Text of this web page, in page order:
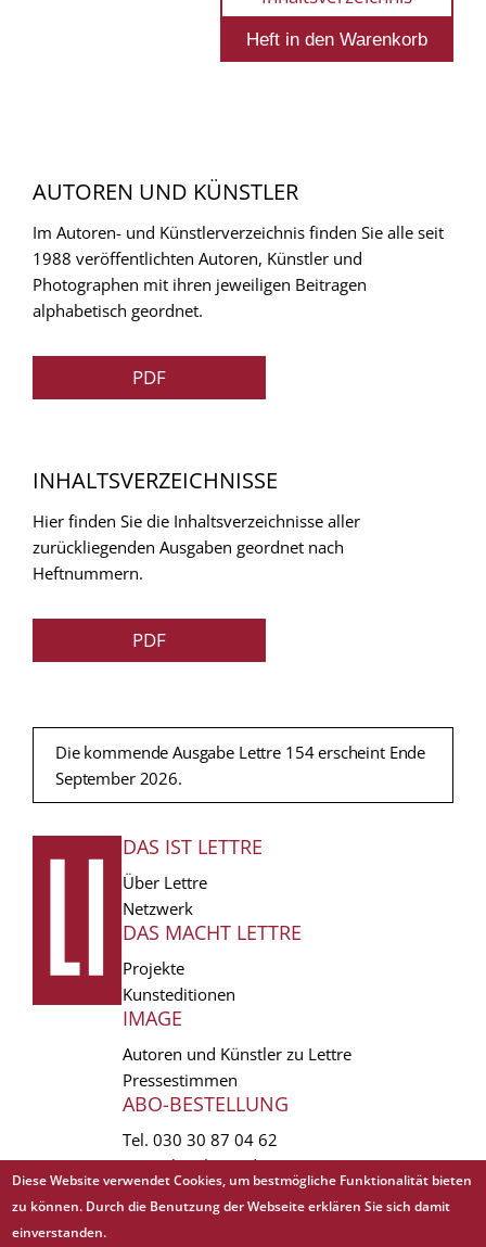
AUTOREN UND KÜNSTLER
Im Autoren- und Künstlerverzeichnis finden Sie alle seit
1988 veröffentlichten Autoren, Künstler und
Photographen mit ihren jeweiligen Beitragen
alphabetisch geordnet.
PDF
INHALTSVERZEICHNISSE
Hier finden Sie die Inhaltsverzeichnisse aller
zurückliegenden Ausgaben geordnet nach
Heftnummern.
PDF
Die kommende Ausgabe Lettre 154 erscheint Ende
September 2026.
FUSSZEILE
DAS IST LETTRE
Über Lettre
Netzwerk
DAS MACHT LETTRE
Projekte
Kunsteditionen
IMAGE
Autoren und Künstler zu Lettre
Pressestimmen
ABO-BESTELLUNG
Tel. 030 30 87 04 62
vertrieb(at)lettre.de
Copyright © 1988 - 2026 Lettre International. All rights reserved.
Diese Website verwendet Cookies, um bestmögliche Funktionalität bieten
zu können. Durch die Benutzung der Webseite erklären Sie sich damit
einverstanden.